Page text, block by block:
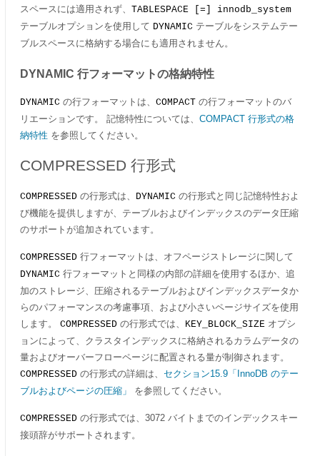
スペースには適用されず、 TABLESPACE [=] innodb_system
テーブルオプションを使用して DYNAMIC テーブルをシステムテー
ブルスペースに格納する場合にも適用されません。
DYNAMIC 行フォーマットの格納特性
DYNAMIC の行フォーマットは、 COMPACT の行フォーマットのバ
リエーションです。 記憶特性については、 COMPACT 行形式の格
納特性 を参照してください。
COMPRESSED 行形式
COMPRESSED の行形式は、 DYNAMIC の行形式と同じ記憶特性およ
び機能を提供しますが、テーブルおよびインデックスのデータ圧縮
のサポートが追加されています。
COMPRESSED 行フォーマットは、オフページストレージに関して
DYNAMIC 行フォーマットと同様の内部の詳細を使用するほか、追
加のストレージ、圧縮されるテーブルおよびインデックスデータか
らのパフォーマンスの考慮事項、および小さいページサイズを使用
します。 COMPRESSED の行形式では、 KEY_BLOCK_SIZE オプシ
ョンによって、クラスタインデックスに格納されるカラムデータの
量およびオーバーフローページに配置される量が制御されます。
COMPRESSED の行形式の詳細は、 セクション15.9「InnoDB のテー
ブルおよびページの圧縮」
を参照してください。
COMPRESSED の行形式では、3072 バイトまでのインデックスキー
接頭辞がサポートされます。